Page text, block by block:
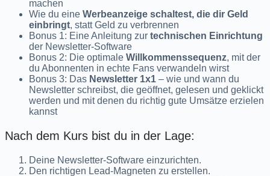
machen
Wie du eine Werbeanzeige schaltest, die dir Geld
einbringt, statt Geld zu verbrennen
Bonus 1: Eine Anleitung zur technischen Einrichtung
der Newsletter-Software
Bonus 2: Die optimale Willkommenssequenz, mit der
du Abonnenten in echte Fans verwandeln wirst
Bonus 3: Das Newsletter 1x1 – wie und wann du
Newsletter schreibst, die geöffnet, gelesen und geklickt
werden und mit denen du richtig gute Umsätze erzielen
kannst
Nach dem Kurs bist du in der Lage:
Deine Newsletter-Software einzurichten.
Den richtigen Lead-Magneten zu erstellen.